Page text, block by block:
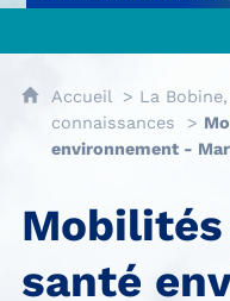
Accueil La
connaissances
environnement -
santé